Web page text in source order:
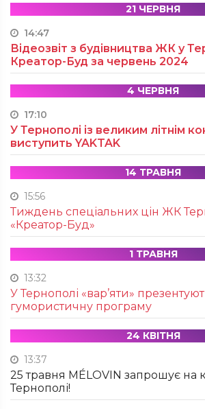
21 ЧЕРВНЯ
14:47
Відеозвіт з будівництва ЖК у
Креатор-Буд за червень 2024
4 ЧЕРВНЯ
17:10
У Тернополі із великим літнім
виступить YAKTAK
14 ТРАВНЯ
15:56
Тиждень спеціальних цін ЖК
«Креатор-Буд»
1 ТРАВНЯ
13:32
У Тернополі «вар’яти»
гумористичну програму
24 КВІТНЯ
13:37
25 травня MÉLOVIN запрошує на
Тернополі!